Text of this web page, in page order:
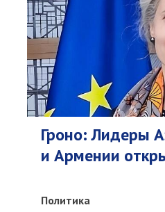
Гроно: Лидеры
и Армении
Политика